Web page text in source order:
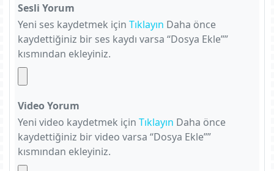
Sesli Yorum
Yeni ses kaydetmek için Tıklayın Daha önce
kaydettiğiniz bir ses kaydı varsa “Dosya Ekle””
kısmından ekleyiniz.
Video Yorum
Yeni video kaydetmek için Tıklayın Daha önce
kaydettiğiniz bir video varsa “Dosya Ekle””
kısmından ekleyiniz.